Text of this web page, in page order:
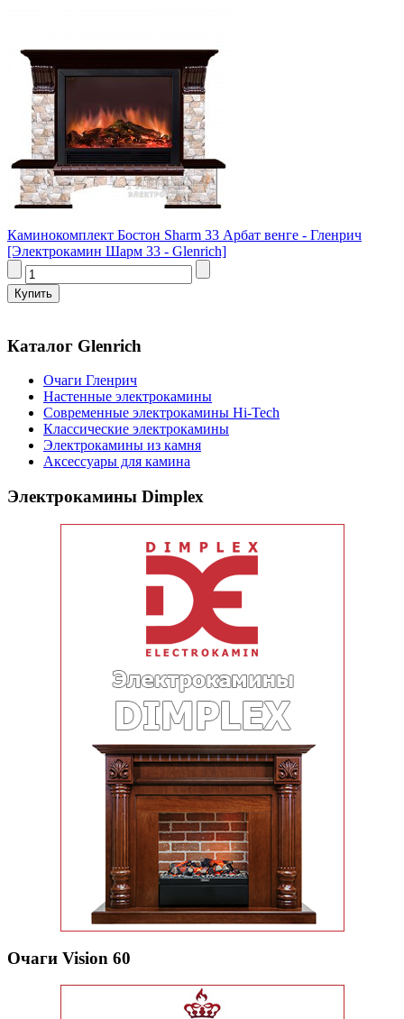
Каминокомплект Бостон Sharm 33 Арбат венге - Гленрич
[Электрокамин Шарм 33 - Glenrich]
Каталог Glenrich
Очаги Гленрич
Настенные электрокамины
Современные электрокамины Hi-Tech
Классические электрокамины
Электрокамины из камня
Аксессуары для камина
Электрокамины Dimplex
Очаги Vision 60